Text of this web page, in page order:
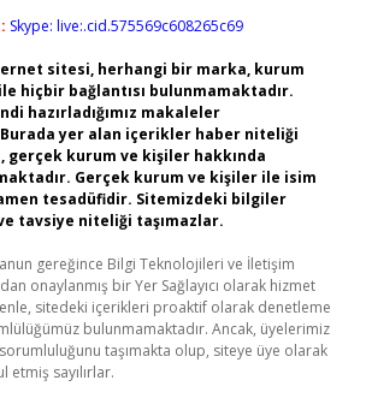
Skype: live:.cid.575569c608265c69
sitesi, herhangi bir marka, kurum
hiçbir bağlantısı bulunmamaktadır.
hazırladığımız makaleler
Burada yer alan içerikler haber niteliği
gerçek kurum ve kişiler hakkında
Gerçek kurum ve kişiler ile isim
tesadüfidir. Sitemizdeki bilgiler
tavsiye niteliği taşımazlar.
gereğince Bilgi Teknolojileri ve İletişim
onaylanmış bir Yer Sağlayıcı olarak hizmet
sitedeki içerikleri proaktif olarak denetleme
bulunmamaktadır. Ancak, üyelerimiz
taşımakta olup, siteye üye olarak
etmiş sayılırlar.